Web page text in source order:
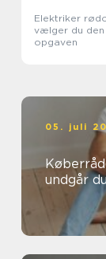
Elektriker rødovre
vælger du
opgaven
05. juli
undgår